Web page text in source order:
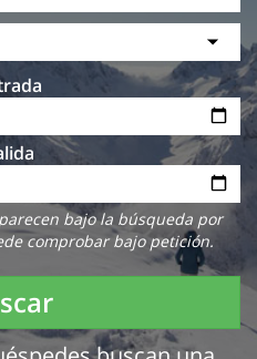
bajo la búsqueda por
comprobar bajo petición.